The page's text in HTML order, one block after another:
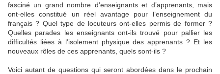
fasciné un grand nombre d’enseignants et d’apprenants, mais
ont-elles constitué un réel avantage pour l’enseignement du
français ? Quel type de locuteurs ont-elles permis de former ?
Quelles parades les enseignants ont-ils trouvé pour pallier les
difficultés liées à l’isolement physique des apprenants ? Et les
nouveaux rôles de ces apprenants, quels sont-ils ?
Voici autant de questions qui seront abordées dans le prochain